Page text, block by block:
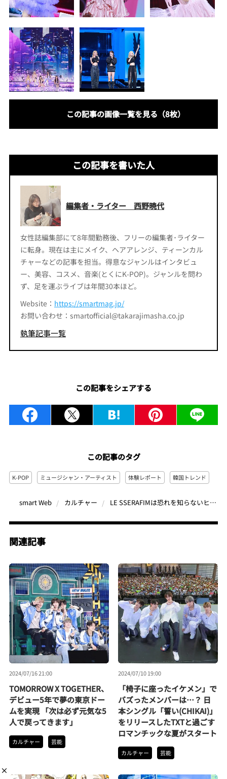
この記事の画像一覧を見る（8枚）
この記事を書いた人
編集者・ライター 西野暁代
女性誌編集部にて8年間勤務後、フリーの編集者･ライター
に転身。現在は主にメイク、ヘアアレンジ、ティーンカル
チャーなどの記事を担当。得意なジャンルはインタビュ
ー、美容、コスメ、音楽(とくにK-POP)。ジャンルを問わ
ず、足を運ぶライブは年間30本ほど。
Website： https://smartmag.jp/
お問い合わせ：smartofficial@takarajimasha.co.jp
執筆記事一覧
この記事をシェアする
この記事のタグ
K-POP ミュージシャン・アーティスト 体験レポート 韓国トレンド
smart Web カルチャー LE SSERAFIMは恐れを知らないヒーロー！ 日本初ファンミーティングで見せた圧巻のステージ 「永遠はないからこそ、今という時間が大切」
関連記事
2024/07/16 21:00
TOMORROW X TOGETHER、
デビュー5年で夢の東京ドー
ムを実現 「次は必ず元気な5
人で戻ってきます」
カルチャー 芸能
2024/07/10 19:00
「椅子に座ったイケメン」で
バズったメンバーは…？ 日
本シングル「誓い(CHIKAI)」
をリリースしたTXTと過ごす
ロマンチックな夏がスタート
カルチャー 芸能